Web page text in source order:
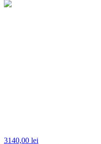
3140,00 lei